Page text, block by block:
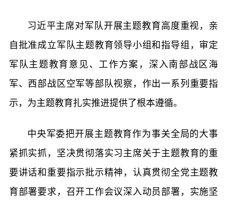
习近平主席对军队开展主题教育高度重视，亲
自批准成立军队主题教育领导小组和指导组，审定
军队主题教育意见、工作方案，深入南部战区海
军、西部战区空军等部队视察，作出一系列重要指
示，为主题教育扎实推进提供了根本遵循。
中央军委把开展主题教育作为事关全局的大事
紧抓实抓，坚决贯彻落实习主席关于主题教育的重
要讲话和重要指示批示精神，认真贯彻全党主题教
育部署要求，召开工作会议深入动员部署，实施坚